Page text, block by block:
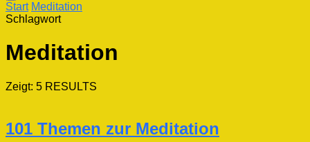
Start Meditation
Schlagwort
Meditation
Zeigt: 5 RESULTS
101 Themen zur Meditation